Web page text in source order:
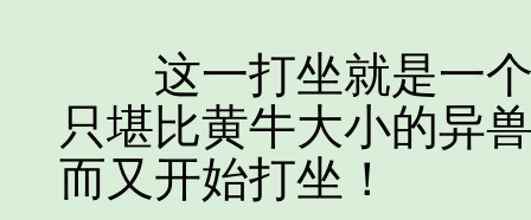
这一打坐就是一个
只堪比黄牛大小的异
而又开始打坐！